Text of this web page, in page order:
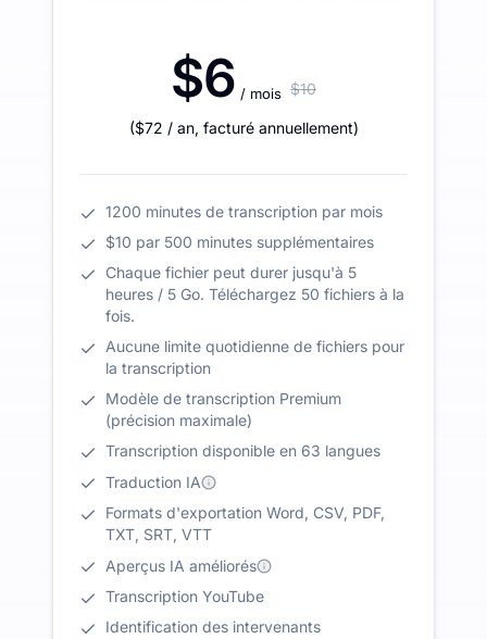
$6 / mois $10
($72 / an, facturé annuellement)
1200 minutes de transcription par mois
$10 par 500 minutes supplémentaires
Chaque fichier peut durer jusqu'à 5
heures / 5 Go. Téléchargez 50 fichiers à la
fois.
Aucune limite quotidienne de fichiers pour
la transcription
Modèle de transcription Premium
(précision maximale)
Transcription disponible en 63 langues
Traduction IA
Formats d'exportation Word, CSV, PDF,
TXT, SRT, VTT
Aperçus IA améliorés
Transcription YouTube
Identification des intervenants